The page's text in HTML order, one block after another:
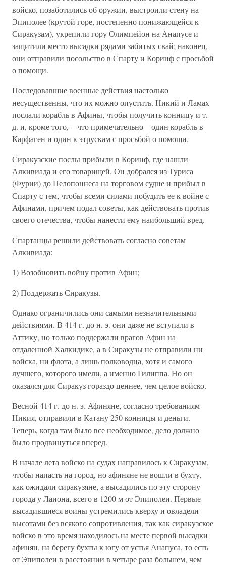
войско, позаботились об оружии, выстроили стену на
Эпиполее (крутой горе, постепенно понижающейся к
Сиракузам), укрепили гору Олимпейон на Анапусе и
защитили место высадки рядами забитых свай; наконец,
они отправили посольство в Спарту и Коринф с просьбой
о помощи.
Последовавшие военные действия настолько
несущественны, что их можно опустить. Никий и Ламах
послали корабль в Афины, чтобы получить конницу и т.
д. и, кроме того, – что примечательно – один корабль в
Карфаген и один к этрускам с просьбой о помощи.
Сиракузские послы прибыли в Коринф, где нашли
Алкивиада и его товарищей. Он добрался из Туриса
(Фурии) до Пелопоннеса на торговом судне и прибыл в
Спарту с тем, чтобы всеми силами побудить ее к войне с
Афинами, причем подал советы, как действовать против
своего отечества, чтобы нанести ему наибольший вред.
Спартанцы решили действовать согласно советам
Алкивиада:
1) Возобновить войну против Афин;
2) Поддержать Сиракузы.
Однако ограничились они самыми незначительными
действиями. В 414 г. до н. э. они даже не вступали в
Аттику, но только поддержали врагов Афин на
отдаленной Халкидике, а в Сиракузы не отправили ни
войска, ни флота, а лишь полководца, хотя и самого
лучшего, которого имели, а именно Гилиппа. Но он
оказался для Сиракуз гораздо ценнее, чем целое войско.
Весной 414 г. до н. э. Афиняне, согласно требованиям
Никия, отправили в Катану 250 конницы и деньги.
Теперь, когда там было все необходимое, дело должно
было продвинуться вперед.
В начале лета войско на судах направилось к Сиракузам,
чтобы напасть на город, но афиняне не вошли в бухту,
как ожидали сиракузяне, а высадились по эту сторону
города у Лаиона, всего в 1200 м от Эпиполеи. Первые
высадившиеся воины устремились кверху и овладели
высотами без всякого сопротивления, так как сиракузское
войско в это время находилось на месте первой высадки
афинян, на берегу бухты к югу от устья Анапуса, то есть
от Эпиполеи в расстоянии в четыре раза большем, чем